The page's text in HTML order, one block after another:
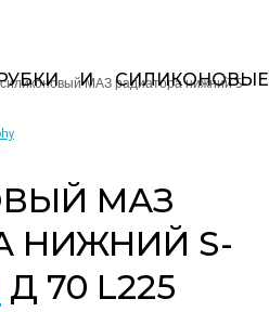
И СИЛИКОНОВЫЕ
МАЗ радиатора нижний S-
МАЗ
НИЖНИЙ S-
70 L225